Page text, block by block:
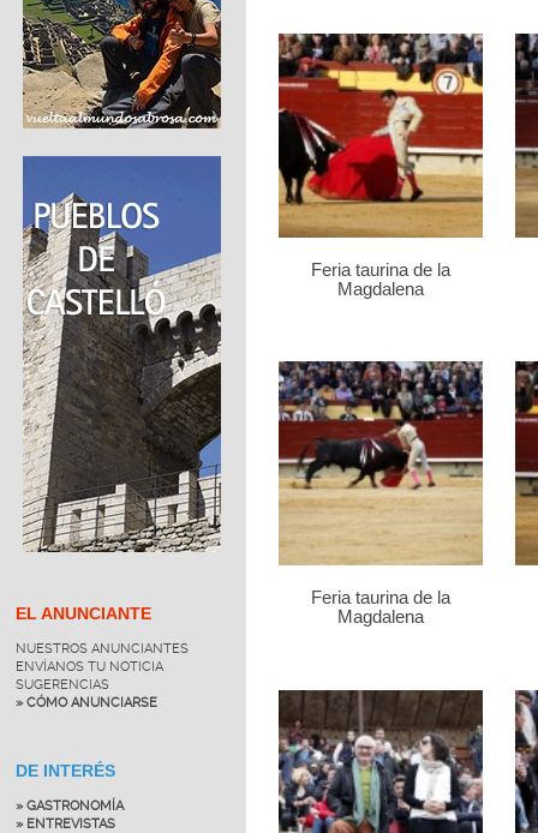
EL ANUNCIANTE
NUESTROS ANUNCIANTES
ENVÍANOS TU NOTICIA
SUGERENCIAS
» CÓMO ANUNCIARSE
DE INTERÉS
» GASTRONOMÍA
» ENTREVISTAS
Feria taurina de la
Magdalena
Feria taurina de la
Magdalena